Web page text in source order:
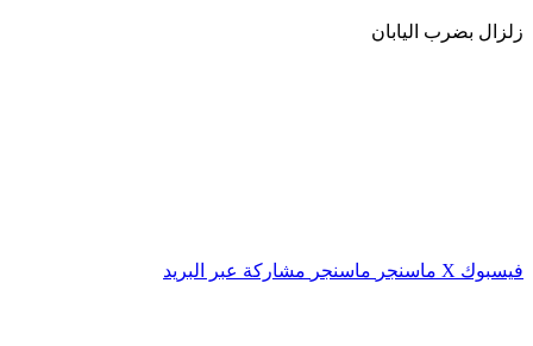
زلزال بضرب اليابان
فيسبوك ‫X ماسنجر ماسنجر مشاركة عبر البريد